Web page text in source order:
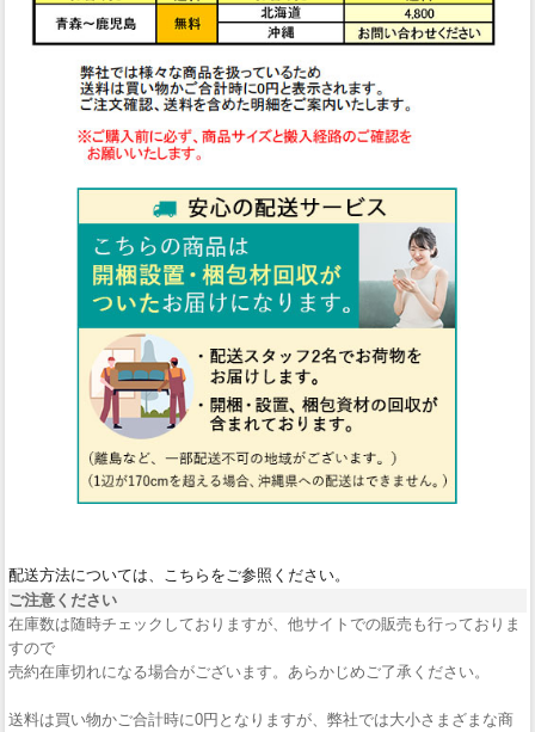
配送方法については、こちらをご参照ください。
ご注意ください
在庫数は随時チェックしておりますが、他サイトでの販売も行っておりま
すので
売約在庫切れになる場合がございます。あらかじめご了承ください。
送料は買い物かご合計時に0円となりますが、弊社では大小さまざまな商